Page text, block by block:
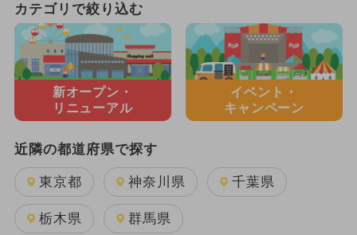
カテゴリで絞り込む
新オープン・
リニューアル
イベント・
キャンペーン
近隣の都道府県で探す
東京都 神奈川県 千葉県
栃木県 群馬県